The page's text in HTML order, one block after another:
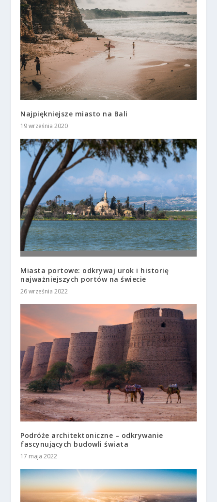
Najpiękniejsze miasto na Bali
19 września 2020
Miasta portowe: odkrywaj urok i historię
najważniejszych portów na świecie
26 września 2022
Podróże architektoniczne – odkrywanie
fascynujących budowli świata
17 maja 2022